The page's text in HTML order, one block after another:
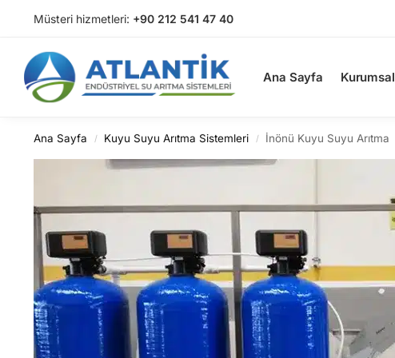
Müsteri hizmetleri: +90 212 541 47 40
Ana Sayfa Kurumsal
Arama
Ana Sayfa / Kuyu Suyu Arıtma Sistemleri / İnönü Kuyu Suyu Arıtma